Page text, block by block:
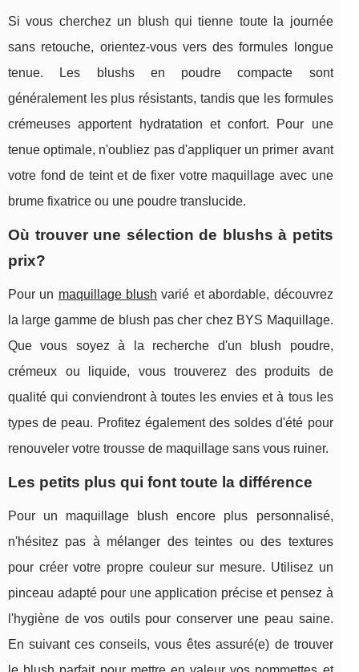
Si vous cherchez un blush qui tienne toute la journée
sans retouche, orientez-vous vers des formules longue
tenue. Les blushs en poudre compacte sont
généralement les plus résistants, tandis que les formules
crémeuses apportent hydratation et confort. Pour une
tenue optimale, n'oubliez pas d'appliquer un primer avant
votre fond de teint et de fixer votre maquillage avec une
brume fixatrice ou une poudre translucide.
Où trouver une sélection de blushs à petits
prix?
Pour un maquillage blush varié et abordable, découvrez
la large gamme de blush pas cher chez BYS Maquillage.
Que vous soyez à la recherche d'un blush poudre,
crémeux ou liquide, vous trouverez des produits de
qualité qui conviendront à toutes les envies et à tous les
types de peau. Profitez également des soldes d'été pour
renouveler votre trousse de maquillage sans vous ruiner.
Les petits plus qui font toute la différence
Pour un maquillage blush encore plus personnalisé,
n'hésitez pas à mélanger des teintes ou des textures
pour créer votre propre couleur sur mesure. Utilisez un
pinceau adapté pour une application précise et pensez à
l'hygiène de vos outils pour conserver une peau saine.
En suivant ces conseils, vous êtes assuré(e) de trouver